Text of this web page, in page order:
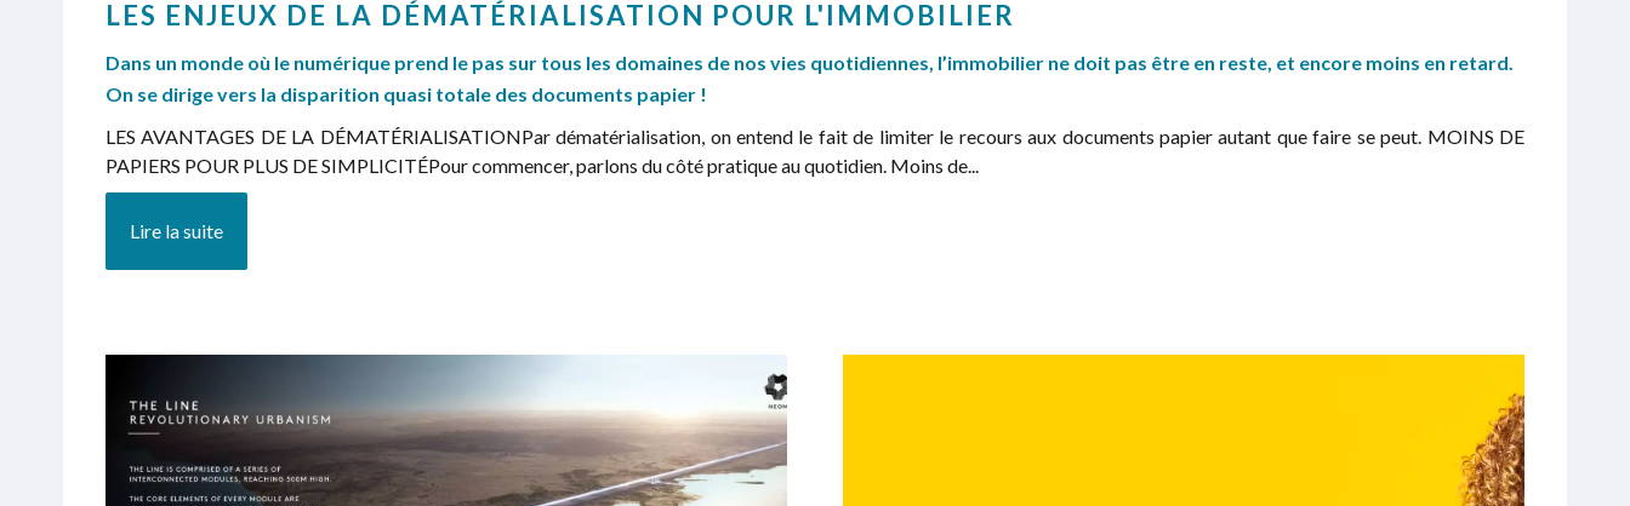
LES ENJEUX DE LA DÉMATÉRIALISATION POUR L'IMMOBILIER
Dans un monde où le numérique prend le pas sur tous les domaines de nos vies quotidiennes, l’immobilier ne doit pas être en reste, et encore moins en retard.
On se dirige vers la disparition quasi totale des documents papier !
LES AVANTAGES DE LA DÉMATÉRIALISATIONPar dématérialisation, on entend le fait de limiter le recours aux documents papier autant que faire se peut. MOINS DE
PAPIERS POUR PLUS DE SIMPLICITÉPour commencer, parlons du côté pratique au quotidien. Moins de...
Lire la suite